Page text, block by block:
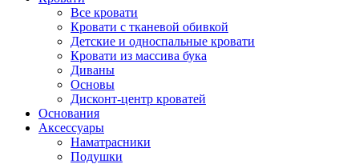
Все кровати
Кровати с тканевой обивкой
Детские и односпальные кровати
Кровати из массива бука
Диваны
Основы
Дисконт-центр кроватей
Основания
Аксессуары
Наматрасники
Подушки